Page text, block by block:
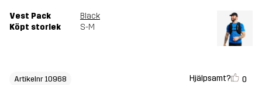
Vest Pack
Black
Köpt storlek
S-M
Artikelnr 10968 Hjälpsamt? 0